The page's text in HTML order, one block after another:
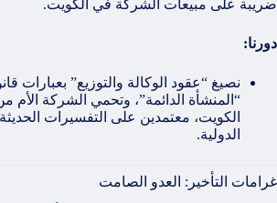
ضريبة على مبيعات الشركة في الكويت.
دورنا:
نصيغ “عقود الوكالة والتوزيع” بعبارات
“المنشأة الدائمة”، وتحمي الشركة
الكويت، معتمدين على التفسيرات الحديثة
الدولية.
غرامات التأخير: العدو الصامت